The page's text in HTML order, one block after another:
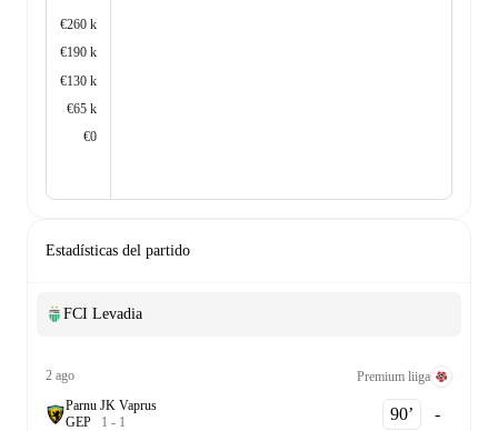
€260 k
€190 k
€130 k
€65 k
€0
Estadísticas del partido
FCI Levadia
2 ago
Premium liiga
Parnu JK Vaprus
GEP 1 - 1 90‎’‎ -